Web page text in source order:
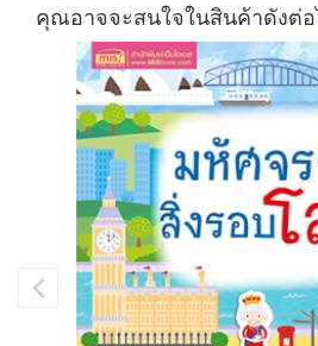
คุณอาจจะสนใจในสินค้าดังต่